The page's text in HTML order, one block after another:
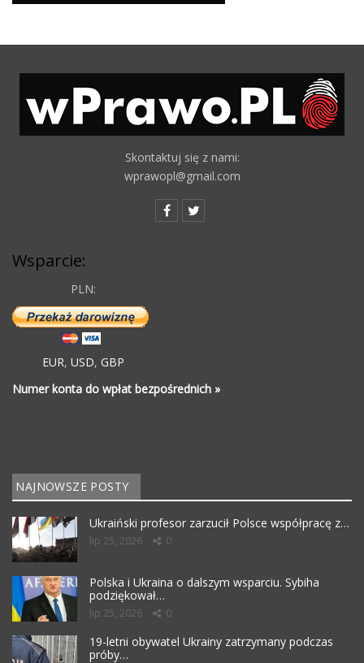
Skontaktuj się z nami:
wprawopl@gmail.com
Wsparcie:
PLN:
EUR, USD, GBP
Numer konta do wpłat bezpośrednich »
NAJNOWSZE POSTY
Ukraiński profesor zarzucił Polsce współpracę z…
lip 25, 2026 0
Polska i Ukraina o dalszym wsparciu. Sybiha
podziękował…
lip 25, 2026 0
19-letni obywatel Ukrainy zatrzymany podczas
próby…